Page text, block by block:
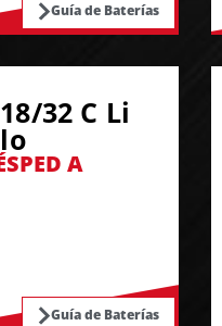
Guía de Baterías
32 C Li
A
Guía de Baterías